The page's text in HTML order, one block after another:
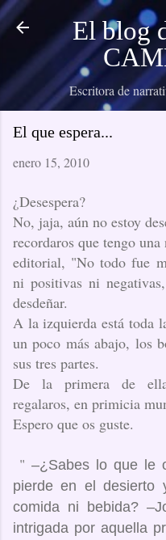
Ir al
El blog
Escritora de
El que espera...
enero 15, 2010
¿Desespera?
No, jaja, aún no estoy
recordaros que tengo
editorial, "No todo fue
ni positivas ni
desdeñar.
A la izquierda está toda
un poco más abajo, los
sus tres partes.
De la primera de
regalaros, en primicia
Espero que os guste.
" –¿Sabes lo que le
pierde en el desierto
comida ni bebida?
intrigada por aquella